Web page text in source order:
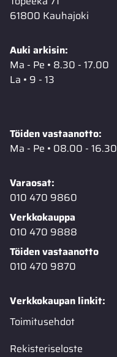
61800 Kauhajoki
Auki arkisin:
Ma - Pe • 8.30 - 17.00
La • 9 - 13
Töiden vastaanotto:
Ma - Pe • 08.00 - 16.30
Varaosat:
010 470 9860
Verkkokauppa
010 470 9888
Töiden vastaanotto
010 470 9870
Verkkokaupan linkit:
Toimitusehdot
Rekisteriseloste